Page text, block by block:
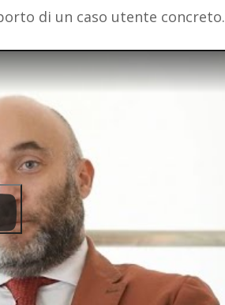
di un caso utente concreto.